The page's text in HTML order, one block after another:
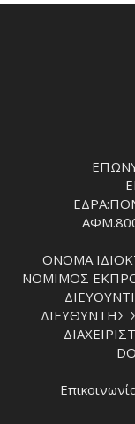
ΟΝΟΜΑ
ΝΟΜΙΜΟΣ
ΔΙΕΥΘΥΝΤΗΣ